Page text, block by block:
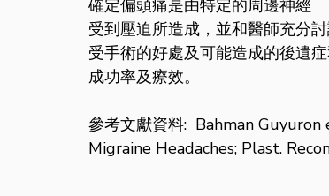
確定偏頭痛是由特定的周邊神經
受到壓迫所造成，並和醫師充分
受手術的好處及可能造成的後遺
成功率及療效。
參考文獻資料:  Bahman
Migraine Headaches; Plast.